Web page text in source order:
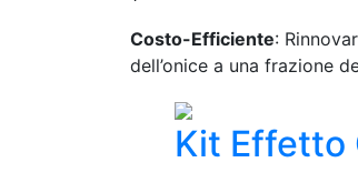
Costo-Efficiente:
dell’onice a una frazione
Kit Effetto